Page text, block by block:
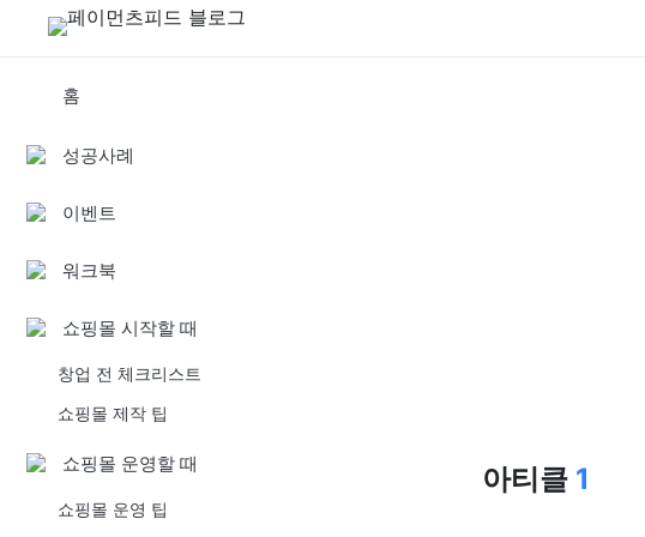
홈
성공사례
이벤트
워크북
쇼핑몰 시작할 때
창업 전 체크리스트
쇼핑몰 제작 팁
쇼핑몰 운영할 때
쇼핑몰 운영 팁
아티클 1